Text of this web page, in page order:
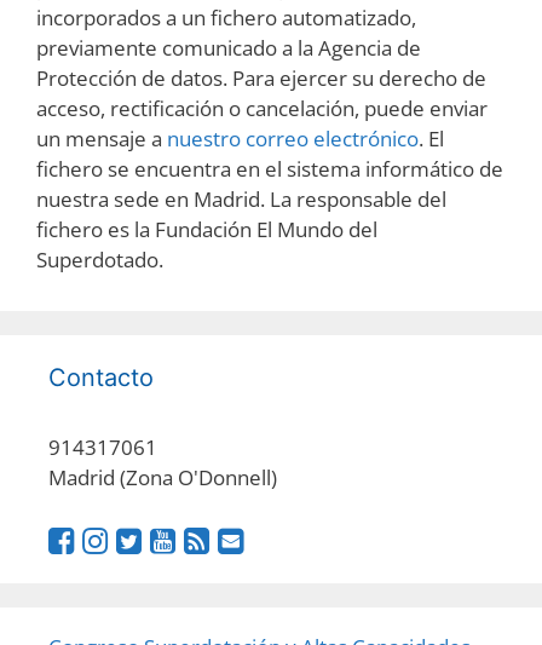
incorporados a un fichero automatizado,
previamente comunicado a la Agencia de
Protección de datos. Para ejercer su derecho de
acceso, rectificación o cancelación, puede enviar
un mensaje a nuestro correo electrónico. El
fichero se encuentra en el sistema informático de
nuestra sede en Madrid. La responsable del
fichero es la Fundación El Mundo del
Superdotado.
Contacto
914317061
Madrid (Zona O'Donnell)